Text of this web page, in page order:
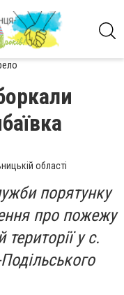
області
порятунку
про пожежу
території у с.